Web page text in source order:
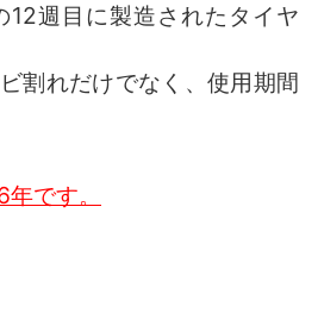
12週目に製造されたタイヤ
割れだけでなく、使用期間
です。